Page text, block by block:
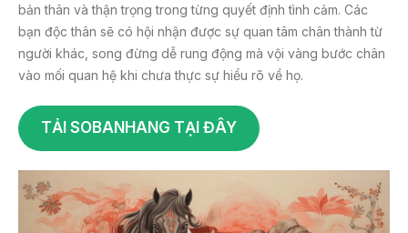
bản thân và thận trọng trong từng quyết định tình cảm. Các
bạn độc thân sẽ có hội nhận được sự quan tâm chân thành từ
người khác, song đừng dễ rung động mà vội vàng bước chân
vào mối quan hệ khi chưa thực sự hiểu rõ về họ.
TẢI SOBANHANG TẠI ĐÂY